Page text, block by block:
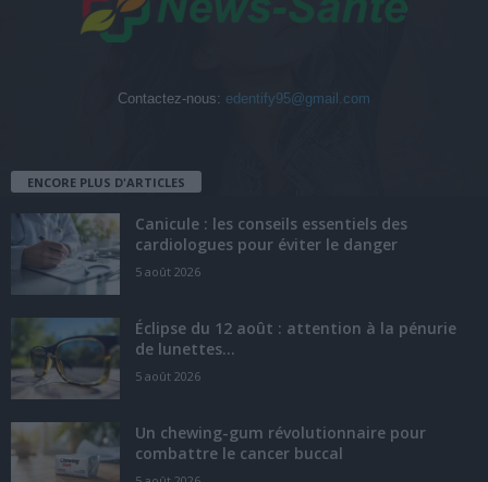
Contactez-nous: edentify95@gmail.com
ENCORE PLUS D'ARTICLES
Canicule : les conseils essentiels des
cardiologues pour éviter le danger
5 août 2026
Éclipse du 12 août : attention à la pénurie
de lunettes...
5 août 2026
Un chewing-gum révolutionnaire pour
combattre le cancer buccal